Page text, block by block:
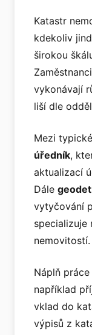
Katastr
kdekoliv
širokou
vykonávají
liší dle
Mezi
úředník,
aktualizací
Dále geodet
vytyčování
specializuje
nemovitostí.
Náplň
například
vklad do
výpisů z